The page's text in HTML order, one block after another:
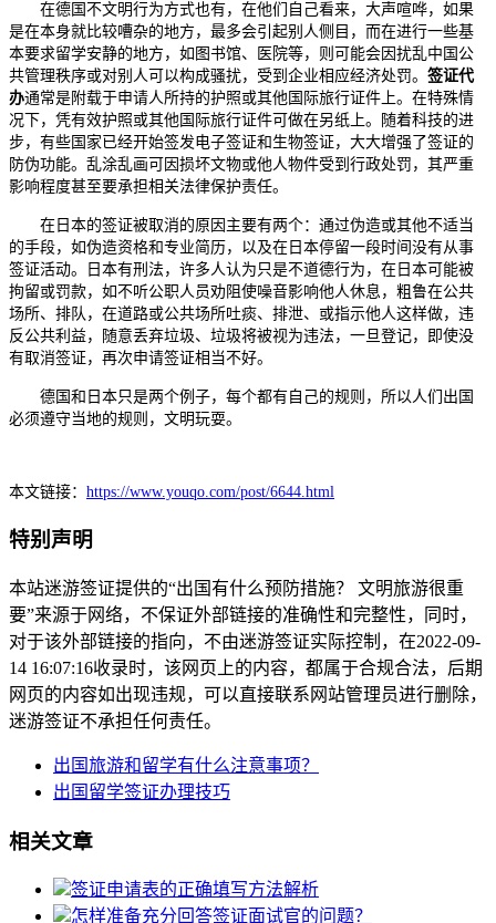
在德国不文明行为方式也有，在他们自己看来，大声喧哗，如果
是在本身就比较嘈杂的地方，最多会引起别人侧目，而在进行一些基
本要求留学安静的地方，如图书馆、医院等，则可能会因扰乱中国公
共管理秩序或对别人可以构成骚扰，受到企业相应经济处罚。 签证代
办通常是附载于申请人所持的护照或其他国际旅行证件上。在特殊情
况下，凭有效护照或其他国际旅行证件可做在另纸上。随着科技的进
步，有些国家已经开始签发电子签证和生物签证，大大增强了签证的
防伪功能。乱涂乱画可因损坏文物或他人物件受到行政处罚，其严重
影响程度甚至要承担相关法律保护责任。
在日本的签证被取消的原因主要有两个：通过伪造或其他不适当
的手段，如伪造资格和专业简历，以及在日本停留一段时间没有从事
签证活动。日本有刑法，许多人认为只是不道德行为，在日本可能被
拘留或罚款，如不听公职人员劝阻使噪音影响他人休息，粗鲁在公共
场所、排队，在道路或公共场所吐痰、排泄、或指示他人这样做，违
反公共利益，随意丢弃垃圾、垃圾将被视为违法，一旦登记，即使没
有取消签证，再次申请签证相当不好。
德国和日本只是两个例子，每个都有自己的规则，所以人们出国
必须遵守当地的规则，文明玩耍。
本文链接： https://www.youqo.com/post/6644.html
特别声明
本站迷游签证提供的“出国有什么预防措施？ 文明旅游很重
要”来源于网络，不保证外部链接的准确性和完整性，同时，
对于该外部链接的指向，不由迷游签证实际控制，在2022-09-
14 16:07:16收录时，该网页上的内容，都属于合规合法，后期
网页的内容如出现违规，可以直接联系网站管理员进行删除，
迷游签证不承担任何责任。
出国旅游和留学有什么注意事项？
出国留学签证办理技巧
相关文章
签证申请表的正确填写方法解析
怎样准备充分回答签证面试官的问题？